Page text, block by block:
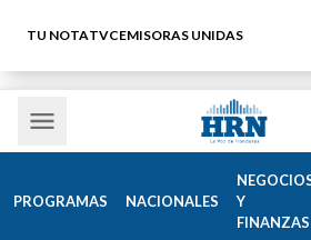
TU NOTATVCEMISORAS UNIDAS
PROGRAMAS NACIONALES
Y
FINANZAS